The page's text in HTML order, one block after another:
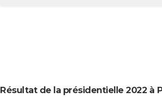
Résultat de la présidentielle 2022 à